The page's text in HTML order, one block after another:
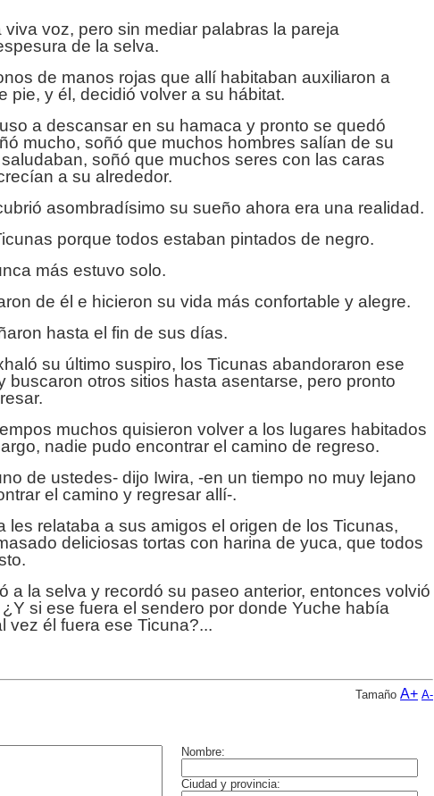
voz, pero sin mediar palabras la pareja
de la selva.
de manos rojas que allí habitaban auxiliaron a
pie, y él, decidió volver a su hábitat.
a descansar en su hamaca y pronto se quedó
mucho, soñó que muchos hombres salían de su
soñó que muchos seres con las caras
a su alrededor.
asombradísimo su sueño ahora era una realidad.
porque todos estaban pintados de negro.
más estuvo solo.
de él e hicieron su vida más confortable y alegre.
hasta el fin de sus días.
su último suspiro, los Ticunas abandoraron ese
buscaron otros sitios hasta asentarse, pero pronto
muchos quisieron volver a los lugares habitados
nadie pudo encontrar el camino de regreso.
de ustedes- dijo Iwira, -en un tiempo no muy lejano
el camino y regresar allí-.
les relataba a sus amigos el origen de los Ticunas,
deliciosas tortas con harina de yuca, que todos
a la selva y recordó su paseo anterior, entonces volvió
si ese fuera el sendero por donde Yuche había
vez él fuera ese Ticuna?...
Tamaño A+ A-